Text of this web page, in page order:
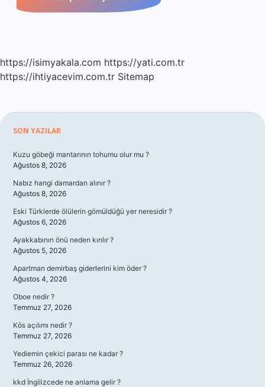
https://isimyakala.com https://yati.com.tr
https://ihtiyacevim.com.tr Sitemap
Sidebar
SON YAZILAR
Kuzu göbeği mantarının tohumu olur mu ?
Ağustos 8, 2026
Nabız hangi damardan alınır ?
Ağustos 8, 2026
Eski Türklerde ölülerin gömüldüğü yer neresidir ?
Ağustos 6, 2026
Ayakkabının önü neden kırılır ?
Ağustos 5, 2026
Apartman demirbaş giderlerini kim öder ?
Ağustos 4, 2026
Oboe nedir ?
Temmuz 27, 2026
Kös açılımı nedir ?
Temmuz 27, 2026
Yediemin çekici parası ne kadar ?
Temmuz 26, 2026
kkd İngilizcede ne anlama gelir ?